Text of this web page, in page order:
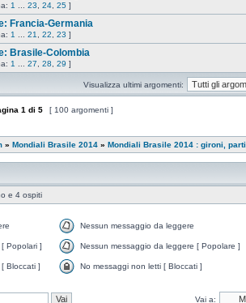
1 23 24 25 ]
Francia-Germania
1 21 22 23 ]
Brasile-Colombia
1 27 28 29 ]
Visualizza ultimi argomenti:
1 di 5 [ 100 argomenti ]
» Mondiali Brasile 2014 » Mondiali Brasile 2014 : gironi,
e 4 ospiti
Nessun messaggio da leggere
Popolari ] Nessun messaggio da leggere [ Popolare ]
Bloccati ] No messaggi non letti [ Bloccati ]
Vai a: